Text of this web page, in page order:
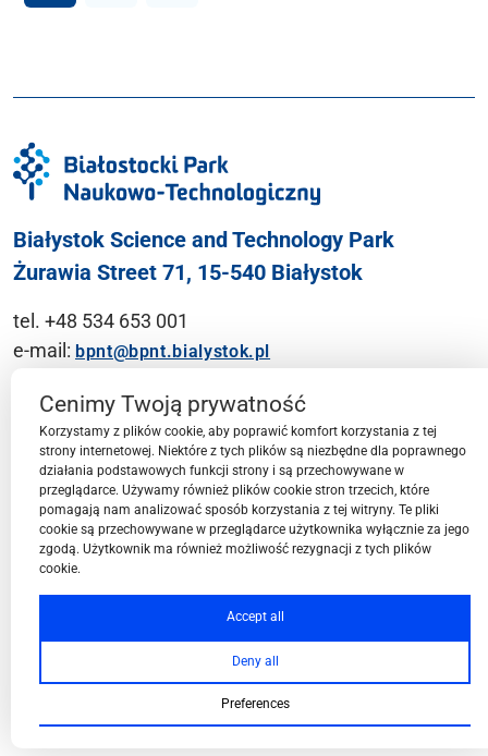
Białystok Science and Technology Park
Żurawia Street 71, 15-540 Białystok
tel. +48 534 653 001
e-mail: bpnt@bpnt.bialystok.pl
Contact
BPN-T Area
BPN-T Offer
Cenimy Twoją prywatność
Korzystamy z plików cookie, aby poprawić komfort korzystania z tej
strony internetowej. Niektóre z tych plików są niezbędne dla poprawnego
działania podstawowych funkcji strony i są przechowywane w
przeglądarce. Używamy również plików cookie stron trzecich, które
pomagają nam analizować sposób korzystania z tej witryny. Te pliki
cookie są przechowywane w przeglądarce użytkownika wyłącznie za jego
zgodą. Użytkownik ma również możliwość rezygnacji z tych plików
cookie.
Accept all
Deny all
Preferences